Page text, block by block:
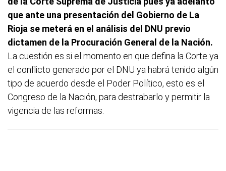
que ante una presentación del Gobierno de La
Rioja se meterá en el análisis del DNU previo
dictamen de la Procuración General de la Nación.
La cuestión es si el momento en que defina la Corte ya
el conflicto generado por el DNU ya habrá tenido algún
tipo de acuerdo desde el Poder Político, esto es el
Congreso de la Nación, para destrabarlo y permitir la
vigencia de las reformas.